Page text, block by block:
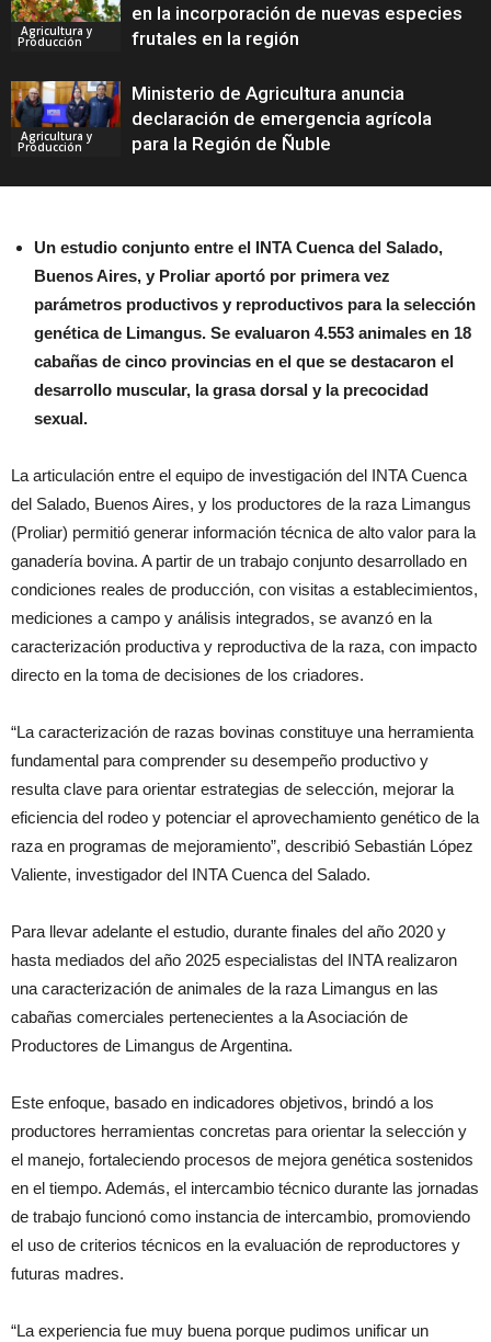
Agricultura y
Producción
en la incorporación de nuevas especies
frutales en la región
Agricultura y
Producción
Ministerio de Agricultura anuncia
declaración de emergencia agrícola
para la Región de Ñuble
Un estudio conjunto entre el INTA Cuenca del Salado,
Buenos Aires, y Proliar aportó por primera vez
parámetros productivos y reproductivos para la selección
genética de Limangus. Se evaluaron 4.553 animales en 18
cabañas de cinco provincias en el que se destacaron el
desarrollo muscular, la grasa dorsal y la precocidad
sexual.
La articulación entre el equipo de investigación del INTA Cuenca
del Salado, Buenos Aires, y los productores de la raza Limangus
(Proliar) permitió generar información técnica de alto valor para la
ganadería bovina. A partir de un trabajo conjunto desarrollado en
condiciones reales de producción, con visitas a establecimientos,
mediciones a campo y análisis integrados, se avanzó en la
caracterización productiva y reproductiva de la raza, con impacto
directo en la toma de decisiones de los criadores.
“La caracterización de razas bovinas constituye una herramienta
fundamental para comprender su desempeño productivo y
resulta clave para orientar estrategias de selección, mejorar la
eficiencia del rodeo y potenciar el aprovechamiento genético de la
raza en programas de mejoramiento”, describió Sebastián López
Valiente, investigador del INTA Cuenca del Salado.
Para llevar adelante el estudio, durante finales del año 2020 y
hasta mediados del año 2025 especialistas del INTA realizaron
una caracterización de animales de la raza Limangus en las
cabañas comerciales pertenecientes a la Asociación de
Productores de Limangus de Argentina.
Este enfoque, basado en indicadores objetivos, brindó a los
productores herramientas concretas para orientar la selección y
el manejo, fortaleciendo procesos de mejora genética sostenidos
en el tiempo. Además, el intercambio técnico durante las jornadas
de trabajo funcionó como instancia de intercambio, promoviendo
el uso de criterios técnicos en la evaluación de reproductores y
futuras madres.
“La experiencia fue muy buena porque pudimos unificar un